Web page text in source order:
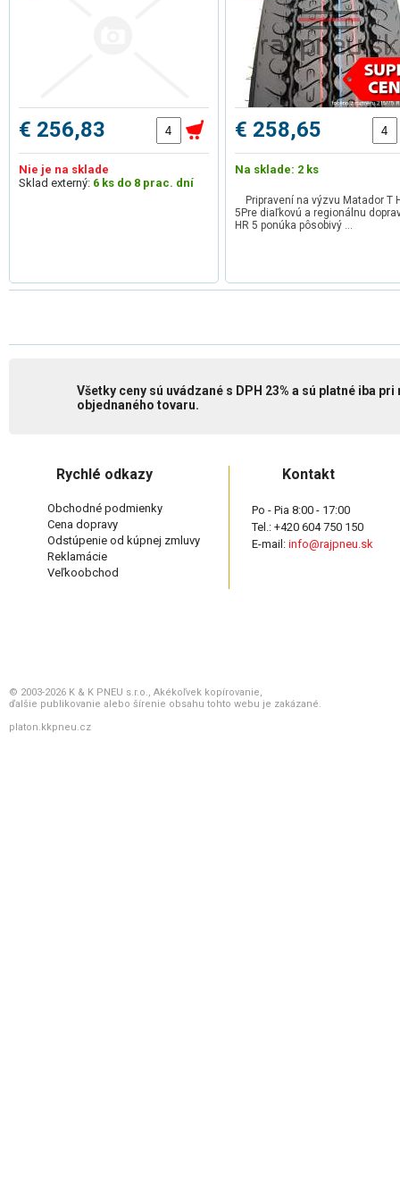
€ 256,83
Nie je na sklade
Sklad externý: 6 ks do 8 prac. dní
€ 258,65
Na sklade: 2 ks
Pripravení na výzvu Matador T
5Pre diaľkovú a regionálnu
HR 5 ponúka pôsobivý …
Všetky ceny sú uvádzané s DPH 23% a sú platné iba
objednaného tovaru.
Rychlé odkazy
Obchodné podmienky
Cena dopravy
Odstúpenie od kúpnej zmluvy
Reklamácie
Veľkoobchod
Kontakt
Po - Pia 8:00 - 17:00
Tel.: +420 604 750 150
E-mail: info@rajpneu.sk
© 2003-2026 K & K PNEU s.r.o., Akékoľvek kopírovanie,
ďalšie publikovanie alebo šírenie obsahu tohto webu je zakázané.
platon.kkpneu.cz